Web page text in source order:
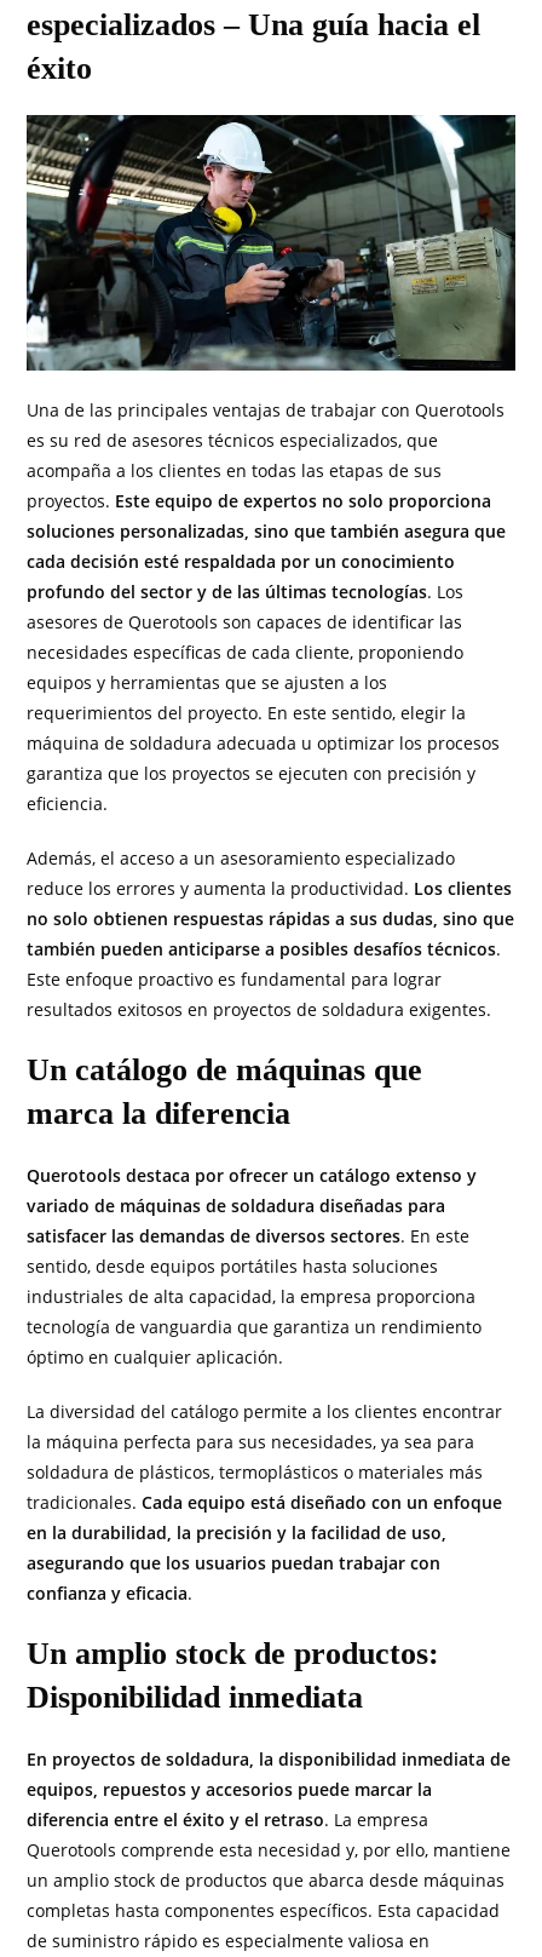
especializados – Una guía hacia el
éxito
Una de las principales ventajas de trabajar con Querotools
es su red de asesores técnicos especializados, que
acompaña a los clientes en todas las etapas de sus
proyectos. Este equipo de expertos no solo proporciona
soluciones personalizadas, sino que también asegura que
cada decisión esté respaldada por un conocimiento
profundo del sector y de las últimas tecnologías. Los
asesores de Querotools son capaces de identificar las
necesidades específicas de cada cliente, proponiendo
equipos y herramientas que se ajusten a los
requerimientos del proyecto. En este sentido, elegir la
máquina de soldadura adecuada u optimizar los procesos
garantiza que los proyectos se ejecuten con precisión y
eficiencia.
Además, el acceso a un asesoramiento especializado
reduce los errores y aumenta la productividad. Los clientes
no solo obtienen respuestas rápidas a sus dudas, sino que
también pueden anticiparse a posibles desafíos técnicos.
Este enfoque proactivo es fundamental para lograr
resultados exitosos en proyectos de soldadura exigentes.
Un catálogo de máquinas que
marca la diferencia
Querotools destaca por ofrecer un catálogo extenso y
variado de máquinas de soldadura diseñadas para
satisfacer las demandas de diversos sectores. En este
sentido, desde equipos portátiles hasta soluciones
industriales de alta capacidad, la empresa proporciona
tecnología de vanguardia que garantiza un rendimiento
óptimo en cualquier aplicación.
La diversidad del catálogo permite a los clientes encontrar
la máquina perfecta para sus necesidades, ya sea para
soldadura de plásticos, termoplásticos o materiales más
tradicionales.Cada equipo está diseñado con un enfoque
en la durabilidad, la precisión y la facilidad de uso,
asegurando que los usuarios puedan trabajar con
confianza y eficacia.
Un amplio stock de productos:
Disponibilidad inmediata
En proyectos de soldadura, la disponibilidad inmediata de
equipos, repuestos y accesorios puede marcar la
diferencia entre el éxito y el retraso. La empresa
Querotools comprende esta necesidad y, por ello, mantiene
un amplio stock de productos que abarca desde máquinas
completas hasta componentes específicos. Esta capacidad
de suministro rápido es especialmente valiosa en